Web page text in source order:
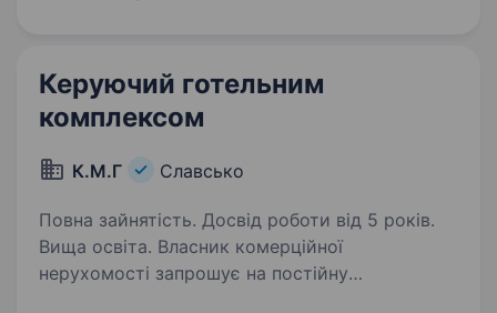
Керуючий готельним
комплексом
К.М.Г Славсько
Повна зайнятість. Досвід роботи від 5 років.
Вища освіта. Власник комерційної
нерухомості запрошує на постійну